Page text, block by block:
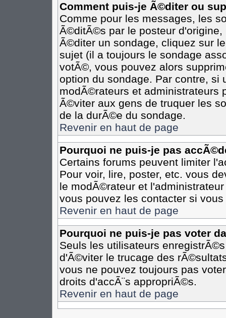
Comment puis-je Ã©diter ou
Comme pour les messages, les
Ã©ditÃ©s par le posteur
Ã©diter un sondage, cliquez sur
sujet (il a toujours le sondage
votÃ©, vous pouvez alors
option du sondage. Par contre,
modÃ©rateurs et administrateurs
Ã©viter aux gens de truquer les
de la durÃ©e du sondage.
Revenir en haut de page
Pourquoi ne puis-je pas
Certains forums peuvent limiter
Pour voir, lire, poster, etc. vous
le modÃ©rateur et
vous pouvez les contacter si
Revenir en haut de page
Pourquoi ne puis-je pas voter
Seuls les utilisateurs
d'Ã©viter le trucage des
vous ne pouvez toujours pas
droits d'accÃ¨s appropriÃ©s.
Revenir en haut de page